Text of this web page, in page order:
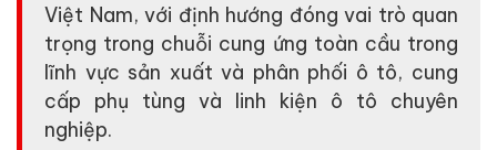
Việt Nam, với định hướng đóng vai trò quan
trọng trong chuỗi cung ứng toàn cầu trong
lĩnh vực sản xuất và phân phối ô tô, cung
cấp phụ tùng và linh kiện ô tô chuyên
nghiệp.